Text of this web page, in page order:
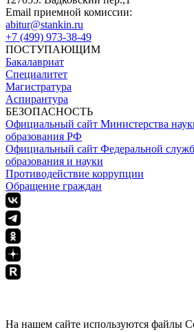
Email приемной комиссии:
abitur@stankin.ru
+7 (499) 973-38-49
ПОСТУПАЮЩИМ
Бакалавриат
Специалитет
Магистратура
Аспирантура
БЕЗОПАСНОСТЬ
Официальный сайт Министерства
образования РФ
Официальный сайт Федеральной
образования и науки
Противодействие коррупции
Обращение граждан
На нашем сайте используются файлы